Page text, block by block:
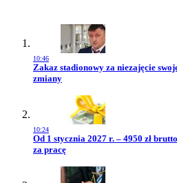
10:46
Przejdź do artykułu:
Zakaz stadionowy za niezajęcie
zmiany
10:24
Przejdź do artykułu:
Od 1 stycznia 2027 r. – 4950 zł
za pracę